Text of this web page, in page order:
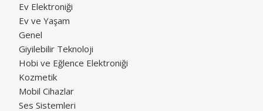
Ev Elektroniği
Ev ve Yaşam
Genel
Giyilebilir Teknoloji
Hobi ve Eğlence Elektroniği
Kozmetik
Mobil Cihazlar
Ses Sistemleri